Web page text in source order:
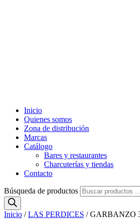
Inicio
Quienes somos
Zona de distribución
Marcas
Catálogo
Bares y restaurantes
Charcuterías y tiendas
Contacto
Búsqueda de productos
Inicio /LAS PERDICES / GARBANZO